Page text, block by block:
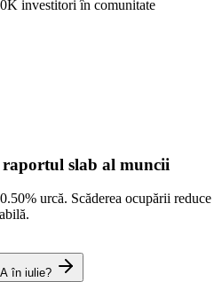
investitori în comunitate
raportul slab al muncii
urcă. Scăderea ocupării reduce
în iulie?